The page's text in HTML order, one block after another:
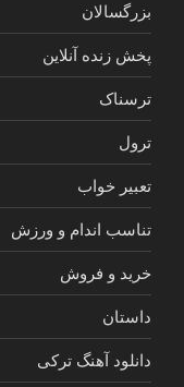
بزرگسالان
پخش زنده آنلاین
ترسناک
ترول
تعبیر خواب
تناسب اندام و ورزش
خرید و فروش
داستان
دانلود آهنگ ترکی